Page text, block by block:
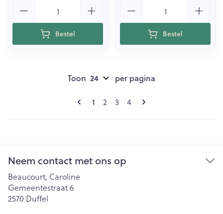
Bestel Bestel
Pagina's
U lees momenteel pagina
1 Pagina
2 Pagina
3 Pagina
4
Toon per pagina
Neem contact met ons op
Beaucourt, Caroline
Gemeentestraat 6
2570 Duffel